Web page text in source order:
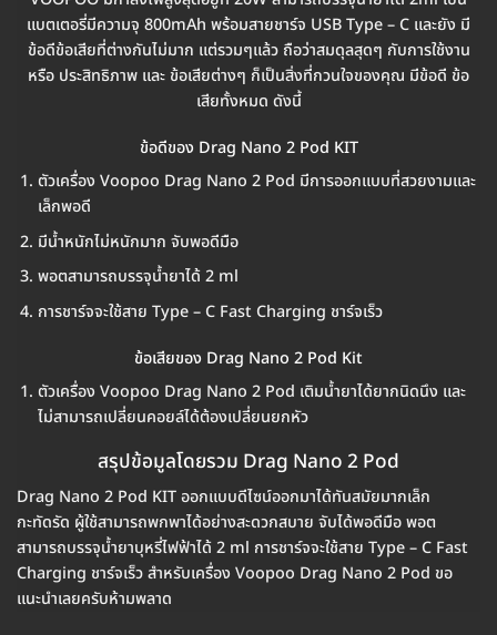
แบตเตอรี่มีความจุ 800mAh พร้อมสายชาร์จ USB Type – C และยัง มี
ข้อดีข้อเสียที่ต่างกันไม่มาก แต่รวมๆแล้ว ถือว่าสมดุลสุดๆ กับการใช้งาน
หรือ ประสิทธิภาพ และ ข้อเสียต่างๆ ก็เป็นสิ่งที่กวนใจของคุณ มีข้อดี ข้อ
เสียทั้งหมด ดังนี้
ข้อดีของ Drag Nano 2 Pod KIT
ตัวเครื่อง Voopoo Drag Nano 2 Pod มีการออกแบบที่สวยงามและ
เล็กพอดี
มีน้ำหนักไม่หนักมาก จับพอดีมือ
พอตสามารถบรรจุน้ำยาได้ 2 ml
การชาร์จจะใช้สาย Type – C Fast Charging ชาร์จเร็ว
ข้อเสียของ Drag Nano 2 Pod Kit
ตัวเครื่อง Voopoo Drag Nano 2 Pod เติมน้ำยาได้ยากนิดนึง และ
ไม่สามารถเปลี่ยนคอยล์ได้ต้องเปลี่ยนยกหัว
สรุปข้อมูลโดยรวม Drag Nano 2 Pod
Drag Nano 2 Pod KIT ออกแบบดีไซน์ออกมาได้ทันสมัยมากเล็ก
กะทัดรัด ผู้ใช้สามารถพกพาได้อย่างสะดวกสบาย จับได้พอดีมือ พอต
สามารถบรรจุน้ำยาบุหรี่ไฟฟ้าได้ 2 ml การชาร์จจะใช้สาย Type – C Fast
Charging ชาร์จเร็ว สำหรับเครื่อง Voopoo Drag Nano 2 Pod ขอ
แนะนำเลยครับห้ามพลาด